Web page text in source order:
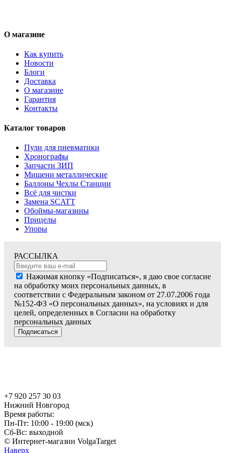
О магазине
Как купить
Новости
Блоги
Доставка
О магазине
Гарантия
Контакты
Каталог товаров
Пули для пневматики
Хронографы
Запчасти ЗИП
Мишени металлические
Баллоны Чехлы Станции
Всё для чистки
Замена SCATT
Обоймы-магазины
Прицелы
Упоры
РАССЫЛКА
Нажимая кнопку «Подписаться», я даю свое согласие
на обработку моих персональных данных, в
соответствии с Федеральным законом от 27.07.2006 года
№152-ФЗ «О персональных данных», на условиях и для
целей, определенных в Согласии на обработку
персональных данных
Подписаться
+7 920 257 30 03
Нижний Новгород
Время работы:
Пн-Пт: 10:00 - 19:00 (мск)
Сб-Вс: выходной
© Интернет-магазин VolgaTarget
Наверх